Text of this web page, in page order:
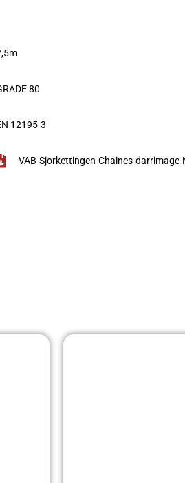
80
12195-3
VAB-Sjorkettingen-Chaines-